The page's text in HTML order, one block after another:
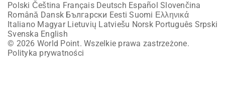
Polski Čeština Français Deutsch Español Slovenčina
Română Dansk Български Eesti Suomi Ελληνικά
Italiano Magyar Lietuvių Latviešu Norsk Português Srpski
Svenska English
© 2026 World Point. Wszelkie prawa zastrzeżone.
Polityka prywatności